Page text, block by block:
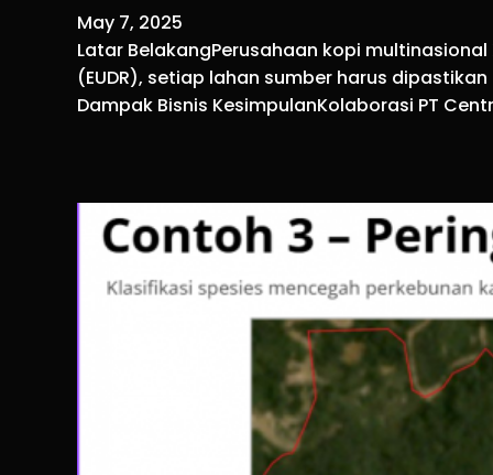
May 7, 2025
Latar BelakangPerusahaan kopi
(EUDR), setiap lahan sumber harus
Dampak Bisnis KesimpulanKolaborasi PT